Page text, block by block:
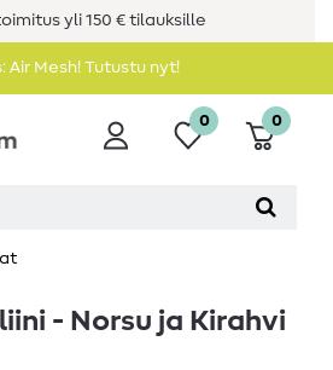
yli 150 € tilauksille
Air Mesh! Tutustu nyt!
0 0
- Norsu ja Kirahvi